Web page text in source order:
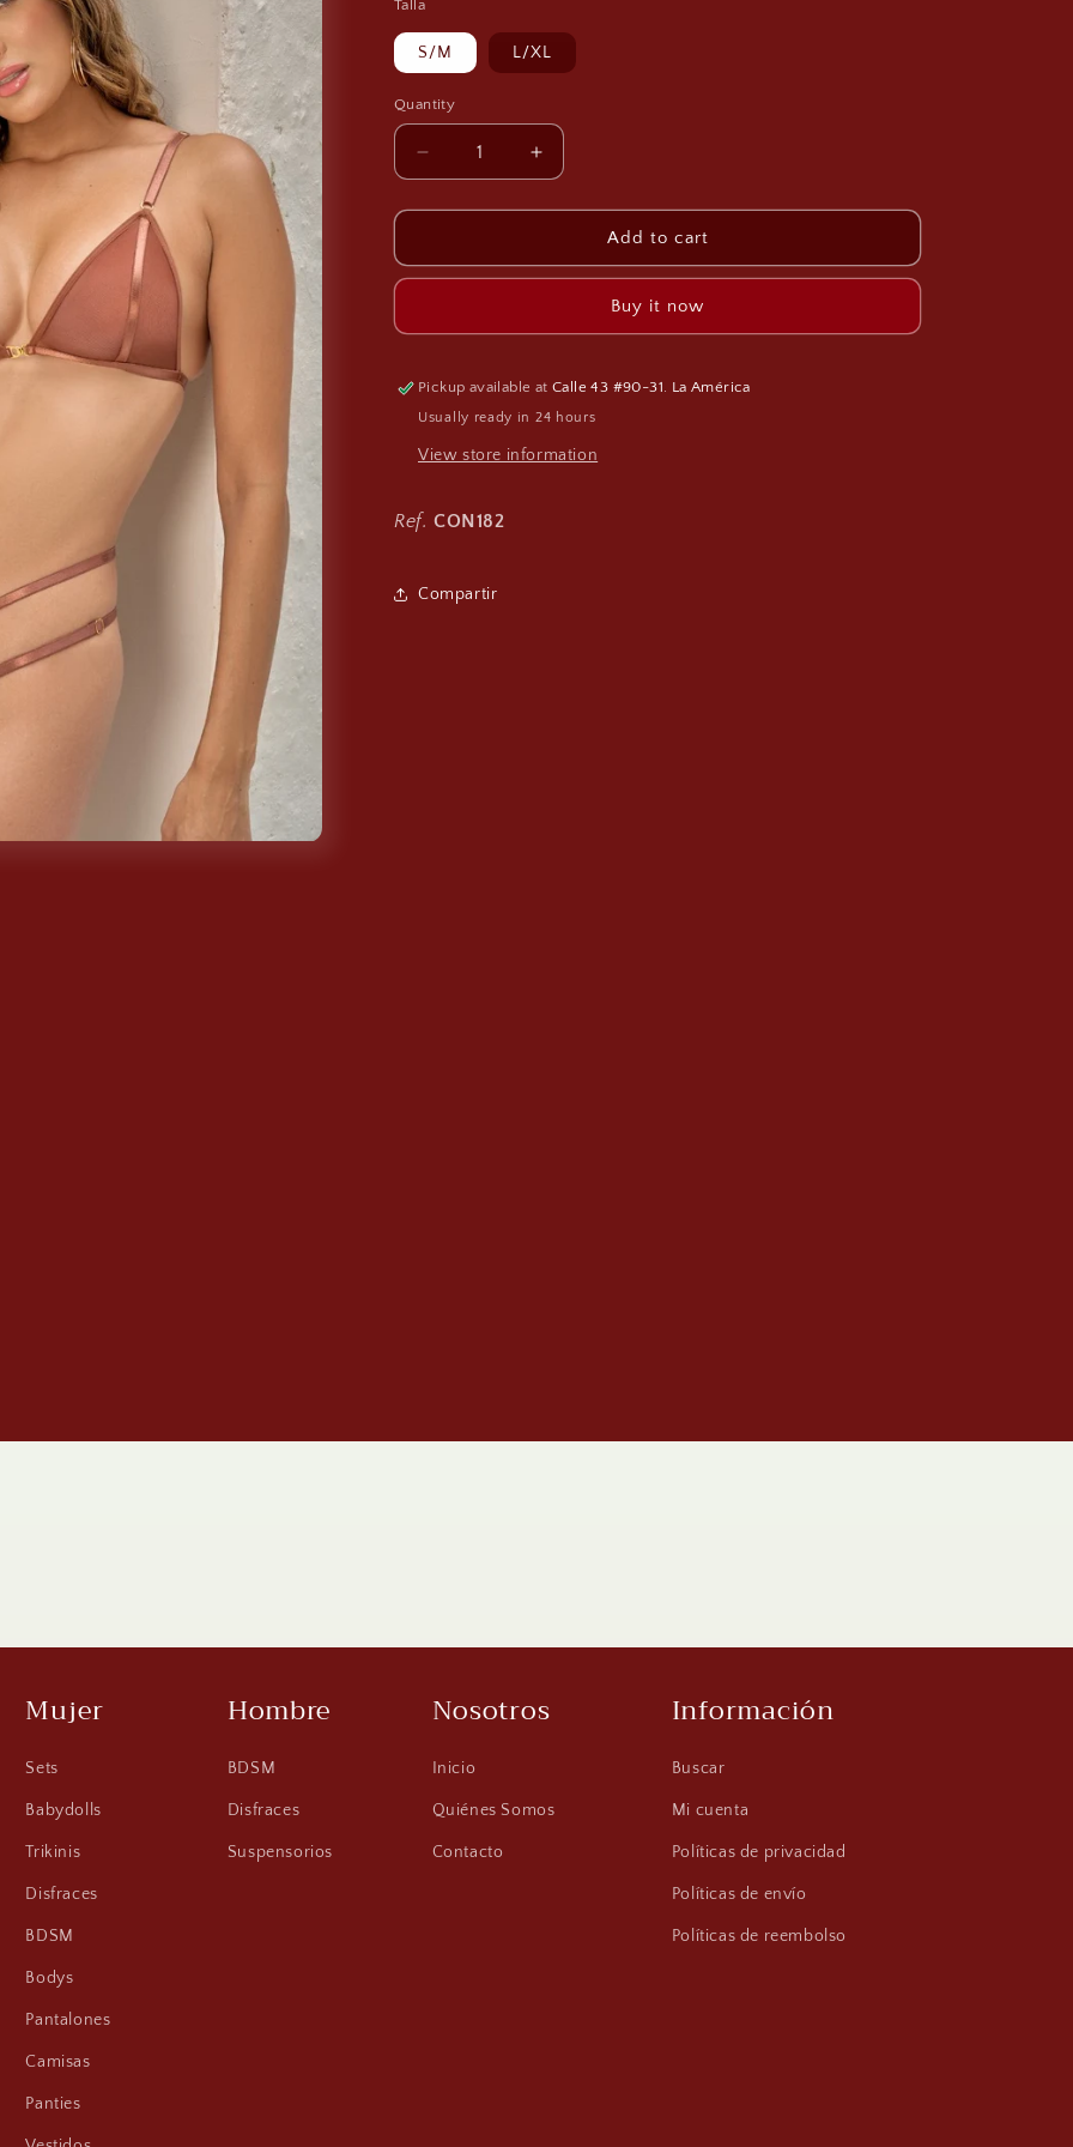
Talla
S/M L/XL
Quantity
Decrease
quantity
for
Blossom
Increase
quantity
for
Conjunto
Blossom
Add to cart
Buy it now
Pickup available atCalle 43 #90-31. La América
Usually ready in 24 hours
View store information
Ref. CON182
Compartir
Mujer
Sets
Babydolls
Trikinis
Disfraces
BDSM
Bodys
Pantalones
Camisas
Panties
Hombre
BDSM
Disfraces
Suspensorios
Nosotros
Inicio
Quiénes Somos
Contacto
Información
Buscar
Mi cuenta
Políticas de privacidad
Políticas de envío
Políticas de reembolso